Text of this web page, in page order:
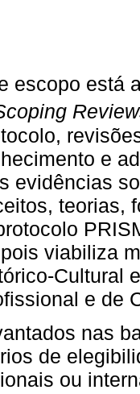
escopo está
e
evidências
teorias,
viabiliza
Cultural
e de
nas
de
ou